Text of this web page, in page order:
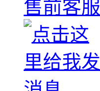
售前客服